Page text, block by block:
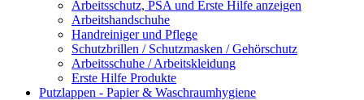
Arbeitsschutz, PSA und Erste Hilfe anzeigen
Arbeitshandschuhe
Handreiniger und Pflege
Schutzbrillen / Schutzmasken / Gehörschutz
Arbeitsschuhe / Arbeitskleidung
Erste Hilfe Produkte
Putzlappen - Papier & Waschraumhygiene